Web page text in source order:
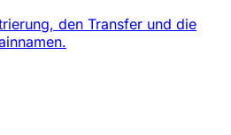
den Transfer und die